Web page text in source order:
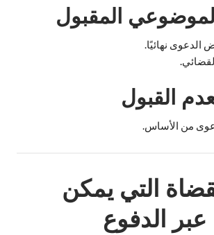
الدعوى نهائيًا.
من الأساس.
التي يمكن
الدفوع